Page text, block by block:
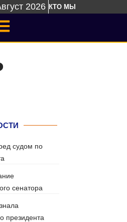
2026 КТО МЫ
судом по
сенатора
президента